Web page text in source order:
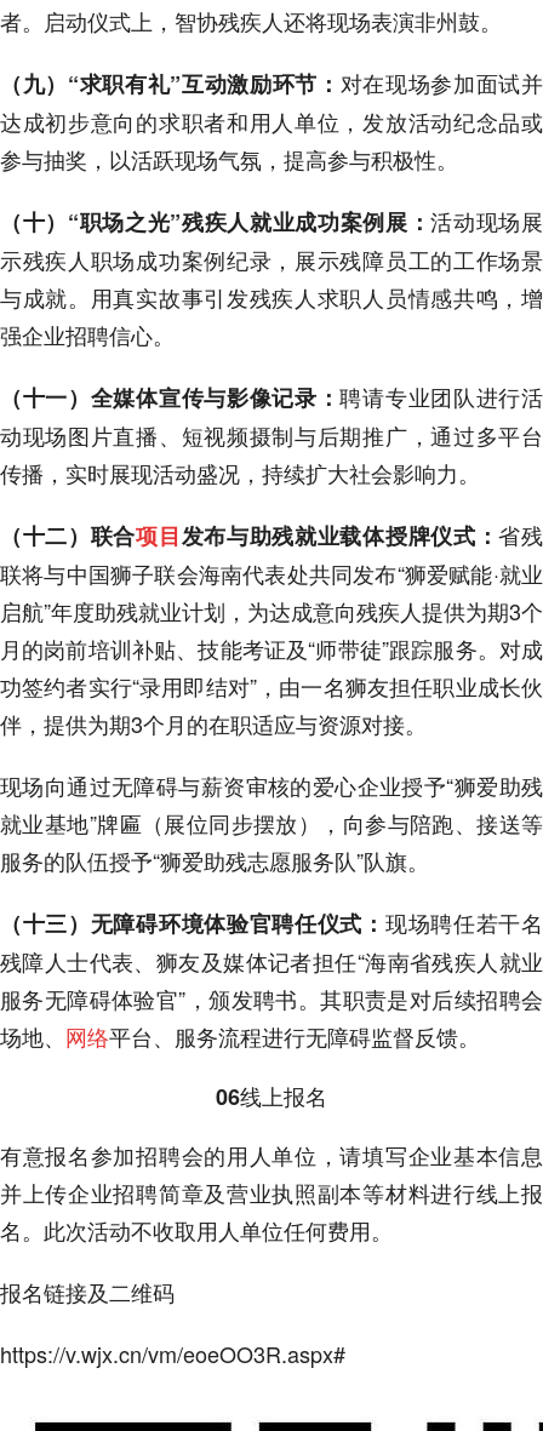
者。启动仪式上，智协残疾人还将现场表演非州鼓。
（九）“求职有礼”互动激励环节： 对在现场参加面试并
达成初步意向的求职者和用人单位，发放活动纪念品或
参与抽奖，以活跃现场气氛，提高参与积极性。
（十）“职场之光”残疾人就业成功案例展：活动现场展
示残疾人职场成功案例纪录，展示残障员工的工作场景
与成就。用真实故事引发残疾人求职人员情感共鸣，增
强企业招聘信心。
（十一）全媒体宣传与影像记录：聘请专业团队进行活
动现场图片直播、短视频摄制与后期推广，通过多平台
传播，实时展现活动盛况，持续扩大社会影响力。
（十二）联合项目发布与助残就业载体授牌仪式：省残
联将与中国狮子联会海南代表处共同发布“狮爱赋能·就业
启航”年度助残就业计划，为达成意向残疾人提供为期3个
月的岗前培训补贴、技能考证及“师带徒”跟踪服务。对成
功签约者实行“录用即结对”，由一名狮友担任职业成长伙
伴，提供为期3个月的在职适应与资源对接。
现场向通过无障碍与薪资审核的爱心企业授予“狮爱助残
就业基地”牌匾（展位同步摆放），向参与陪跑、接送等
服务的队伍授予“狮爱助残志愿服务队”队旗。
（十三）无障碍环境体验官聘任仪式： 现场聘任若干名
残障人士代表、狮友及媒体记者担任“海南省残疾人就业
服务无障碍体验官”，颁发聘书。其职责是对后续招聘会
场地、 网络平台、服务流程进行无障碍监督反馈。
06线上报名
有意报名参加招聘会的用人单位，请填写企业基本信息
并上传企业招聘简章及营业执照副本等材料进行线上报
名。此次活动不收取用人单位任何费用。
报名链接及二维码
https://v.wjx.cn/vm/eoeOO3R.aspx#